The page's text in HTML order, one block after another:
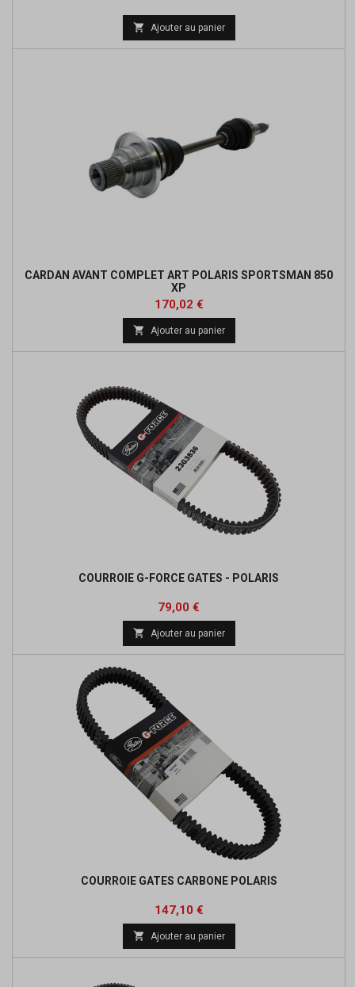
de
 Ajouter au panier
CARDAN AVANT COMPLET ART POLARIS SPORTSMAN 850
XP
Prix
170,02 €Prix
de
base
 Ajouter au panier
COURROIE G-FORCE GATES - POLARIS
Prix
79,00 €
base
 Ajouter au panier
COURROIE GATES CARBONE POLARIS
Prix
147,10 €Prix
de
base
 Ajouter au panier